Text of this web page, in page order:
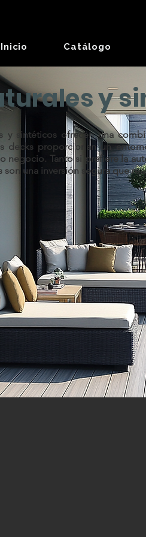
Inicio Catálogo
y
y sintéticos ofrecen una
decks proporcionan un
negocio. Tanto si prefiere la
son una inversión segura que